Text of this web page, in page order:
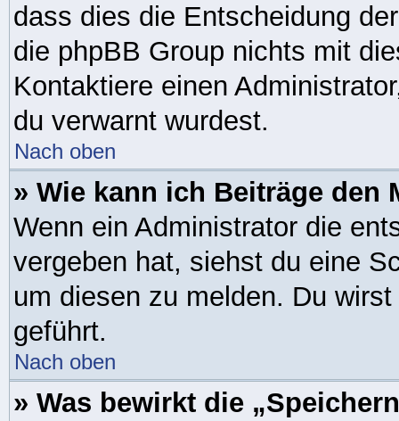
dass dies die Entscheidung
die phpBB Group nichts mit
Kontaktiere einen
du verwarnt wurdest.
Nach oben
» Wie kann ich Beiträge den
Wenn ein Administrator die
vergeben hat, siehst du eine
um diesen zu melden. Du
geführt.
Nach oben
» Was bewirkt die